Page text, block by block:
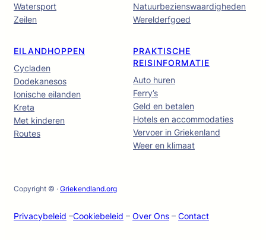
Watersport
Zeilen
Natuurbezienswaardigheden
Werelderfgoed
EILANDHOPPEN
Cycladen
Dodekanesos
Ionische eilanden
Kreta
Met kinderen
Routes
PRAKTISCHE
REISINFORMATIE
Auto huren
Ferry’s
Geld en betalen
Hotels en accommodaties
Vervoer in Griekenland
Weer en klimaat
Copyright © · Griekendland.org
Privacybeleid –Cookiebeleid – Over Ons – Contact